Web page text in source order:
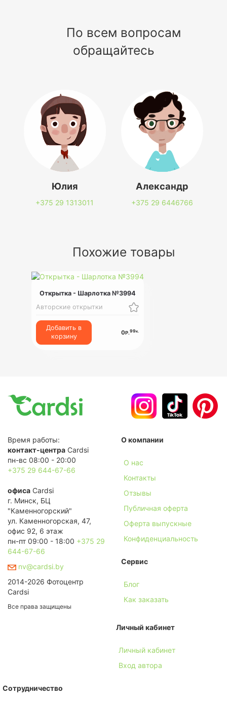
По всем вопросам
обращайтесь
Юлия
+375 29 1313011
Александр
+375 29 6446766
Похожие товары
Открытка - Шарлотка №3994
Авторские открытки
Добавить в
корзину
0Р.99к.
Время работы:
контакт-центра Cardsi
пн-вс 08:00 - 20:00
+375 29 644-67-66
офиса Cardsi
г. Минск, БЦ
"Каменногорский"
ул. Каменногорская, 47,
офис 92, 6 этаж
пн-пт 09:00 - 18:00 +375 29
644-67-66
nv@cardsi.by
2014-2026 Фотоцентр
Cardsi
Все права защищены
О компании
О нас
Контакты
Отзывы
Публичная оферта
Оферта выпускные
Конфиденциальность
Сервис
Блог
Как заказать
Личный кабинет
Личный кабинет
Вход автора
Сотрудничество